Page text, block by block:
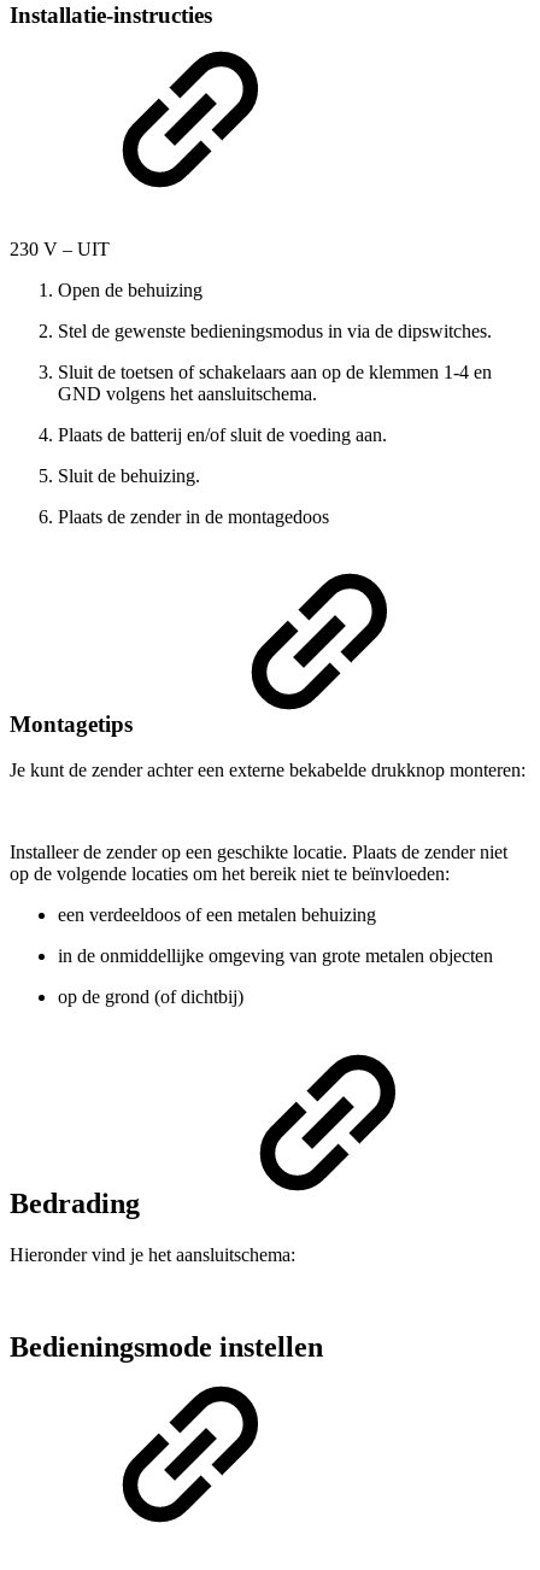
Installatie-instructies
230 V – UIT
Open de behuizing
Stel de gewenste bedieningsmodus in via de dipswitches.
Sluit de toetsen of schakelaars aan op de klemmen 1-4 en
GND volgens het aansluitschema.
Plaats de batterij en/of sluit de voeding aan.
Sluit de behuizing.
Plaats de zender in de montagedoos
Montagetips
Je kunt de zender achter een externe bekabelde drukknop monteren:
Installeer de zender op een geschikte locatie. Plaats de zender niet
op de volgende locaties om het bereik niet te beïnvloeden:
een verdeeldoos of een metalen behuizing
in de onmiddellijke omgeving van grote metalen objecten
op de grond (of dichtbij)
Bedrading
Hieronder vind je het aansluitschema:
Bedieningsmode instellen